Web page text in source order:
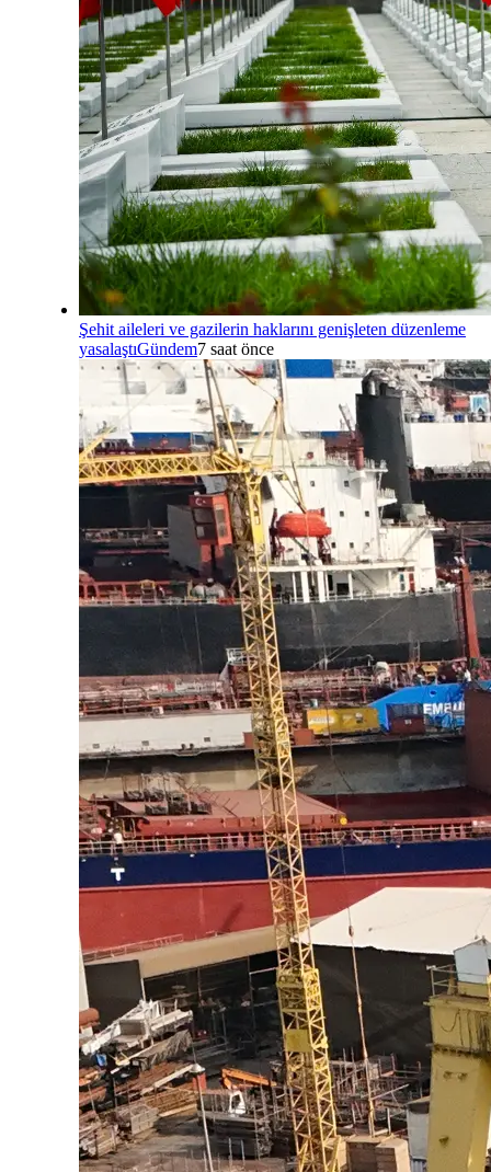
Şehit aileleri ve gazilerin haklarını genişleten düzenleme
yasalaştıGündem7 saat önce